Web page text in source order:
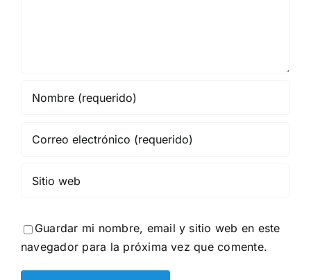
Guardar mi nombre, email y sitio web en este
navegador para la próxima vez que comente.